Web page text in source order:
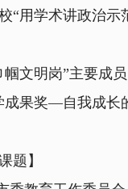
学术讲政治示
明岗”主要成员
成果奖—自我成长
】